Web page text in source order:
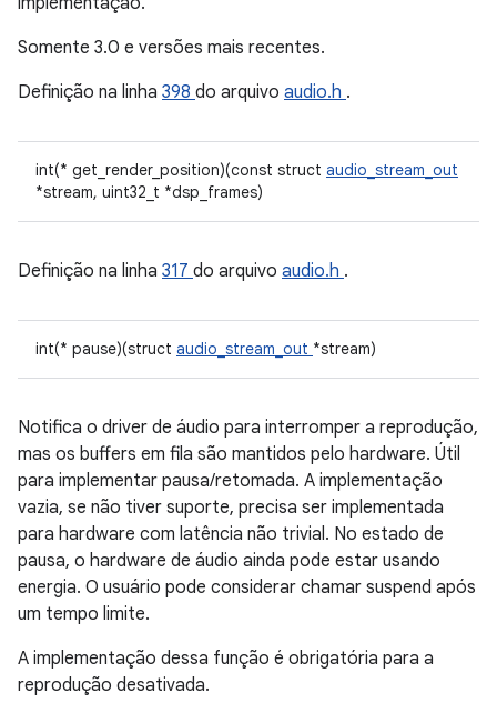
Somente 3.0 e versões mais recentes.
Definição na linha 398 do arquivo audio.h .
int(* get_render_position)(const struct audio_stream_out
*stream, uint32_t *dsp_frames)
Definição na linha 317 do arquivo audio.h .
int(* pause)(struct audio_stream_out *stream)
Notifica o driver de áudio para interromper a reprodução,
mas os buffers em fila são mantidos pelo hardware. Útil
para implementar pausa/retomada. A implementação
vazia, se não tiver suporte, precisa ser implementada
para hardware com latência não trivial. No estado de
pausa, o hardware de áudio ainda pode estar usando
energia. O usuário pode considerar chamar suspend após
um tempo limite.
A implementação dessa função é obrigatória para a
reprodução desativada.